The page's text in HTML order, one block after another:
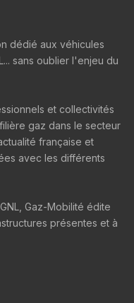
dédié aux véhicules
sans oublier l'enjeu du
et collectivités
gaz dans le secteur
française et
avec les différents
Gaz-Mobilité édite
présentes et à